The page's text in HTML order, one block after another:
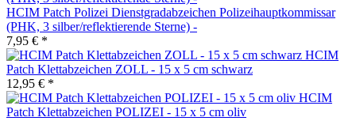
HCIM Patch Polizei Dienstgradabzeichen Polizeihauptkommissar
(PHK, 3 silber/reflektierende Sterne) -
7,95 € *
HCIM
Patch Klettabzeichen ZOLL - 15 x 5 cm schwarz
12,95 € *
HCIM
Patch Klettabzeichen POLIZEI - 15 x 5 cm oliv